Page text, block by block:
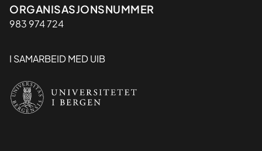
Organisasjon
ORGANISASJONSNUMMER
983 974 724
I SAMARBEID MED UIB